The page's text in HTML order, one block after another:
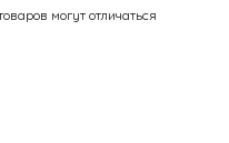
могут отличаться